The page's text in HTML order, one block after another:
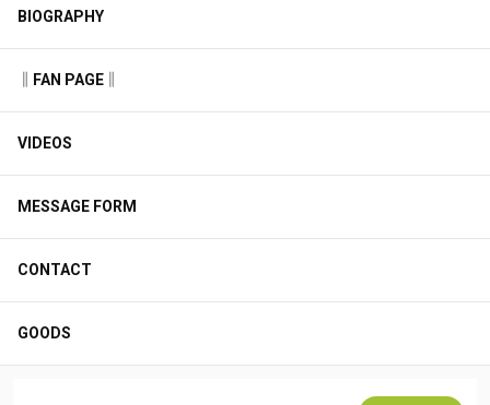
BIOGRAPHY
‖FAN PAGE‖
VIDEOS
MESSAGE FORM
CONTACT
GOODS